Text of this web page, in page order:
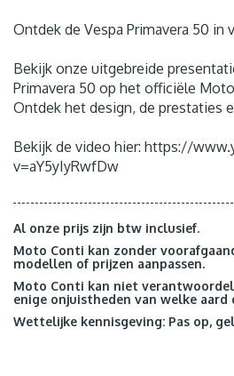
Ontdek de Vespa Primavera 50 in
Bekijk onze uitgebreide
Primavera 50 op het officiële
Ontdek het design, de prestaties
Bekijk de video hier: https://
v=aY5yIyRwfDw
Al onze prijs zijn btw inclusief.
Moto Conti kan zonder
modellen of prijzen aanpassen.
Moto Conti kan niet
enige onjuistheden van welke aard
Wettelijke kennisgeving: Pas op,